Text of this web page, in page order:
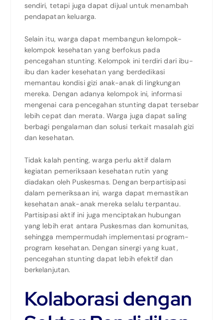
sendiri, tetapi juga dapat dijual untuk menambah
pendapatan keluarga.
Selain itu, warga dapat membangun kelompok-
kelompok kesehatan yang berfokus pada
pencegahan stunting. Kelompok ini terdiri dari ibu-
ibu dan kader kesehatan yang berdedikasi
memantau kondisi gizi anak-anak di lingkungan
mereka. Dengan adanya kelompok ini, informasi
mengenai cara pencegahan stunting dapat tersebar
lebih cepat dan merata. Warga juga dapat saling
berbagi pengalaman dan solusi terkait masalah gizi
dan kesehatan.
Tidak kalah penting, warga perlu aktif dalam
kegiatan pemeriksaan kesehatan rutin yang
diadakan oleh Puskesmas. Dengan berpartisipasi
dalam pemeriksaan ini, warga dapat memastikan
kesehatan anak-anak mereka selalu terpantau.
Partisipasi aktif ini juga menciptakan hubungan
yang lebih erat antara Puskesmas dan komunitas,
sehingga mempermudah implementasi program-
program kesehatan. Dengan sinergi yang kuat,
pencegahan stunting dapat lebih efektif dan
berkelanjutan.
Kolaborasi dengan